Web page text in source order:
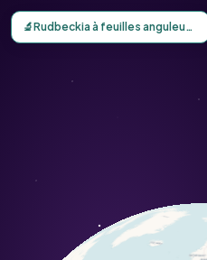
Carte d'observation du
🔬 Rudbeckia à feuilles anguleuses